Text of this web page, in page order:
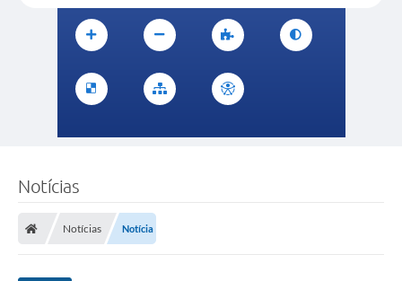
Notícias
Notícias Notícia